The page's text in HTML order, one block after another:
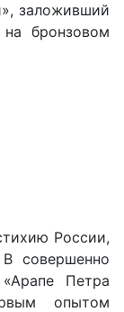
заложивший
бронзовом
России,
совершенно
Петра
опытом